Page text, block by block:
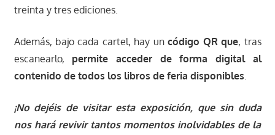
treinta y tres ediciones.
Además, bajo cada cartel, hay uncódigo QR que, tras
escanearlo, permite acceder de forma digital al
contenido de todos los libros de feria disponibles.
¡No dejéis de visitar esta exposición, que sin duda
nos hará revivir tantos momentos inolvidables de la